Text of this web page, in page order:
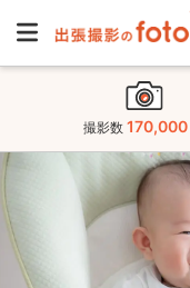
撮影数 170,000